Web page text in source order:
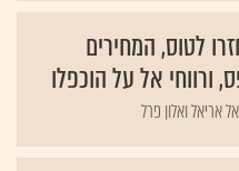
לטוס, המחירים
ורווחי אל על הוכפלו
אריאל ואלון פרל